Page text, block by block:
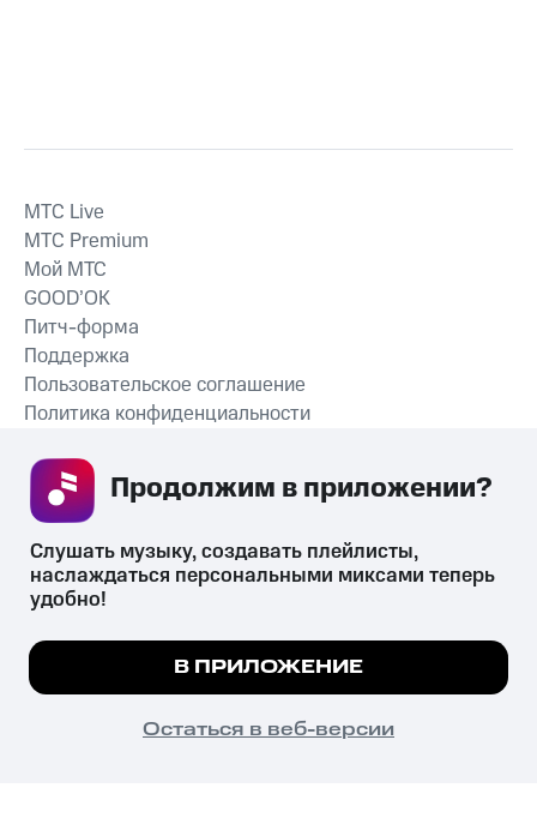
СКАЧАТЬ ПРИЛОЖЕНИЕ
MTС Live
MTС Premium
Мой МТС
GOOD’OK
Питч-форма
Поддержка
Пользовательское соглашение
Политика конфиденциальности
психотропных веществ, их аналогов причиняет вред здоровью,
их незаконный оборот запрещён и влечёт установленную
законодательством ответственность.
© 2026 ООО «КИОН».
Все права защищены
Мы используем куки, чтобы на сайте все
Подробнее
ПОНЯТНО
Слушать музыку, создавать плейлисты,
наслаждаться персональными миксами теперь
удобно!
В ПРИЛОЖЕНИЕ
Остаться в веб-версии